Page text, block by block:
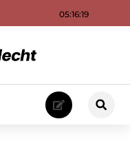
05:16:20